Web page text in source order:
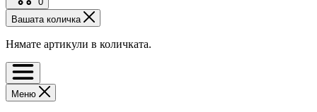
Вашата количка
Нямате артикули в количката.
Меню